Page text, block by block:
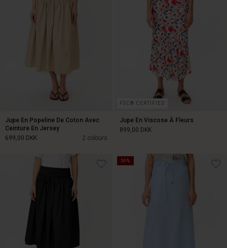
Jupe En Popeline De Coton Avec
Ceinture En Jersey
2 colours
699,00 DKK
699,00 DKK
FSC® CERTIFIED
Jupe En Viscose À Fleurs
899,00 DKK
899,00 DKK
50%